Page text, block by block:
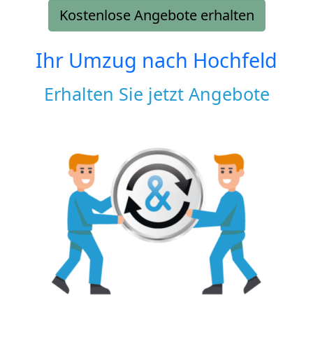
Kostenlose Angebote erhalten
Ihr Umzug nach Hochfeld
Erhalten Sie jetzt Angebote